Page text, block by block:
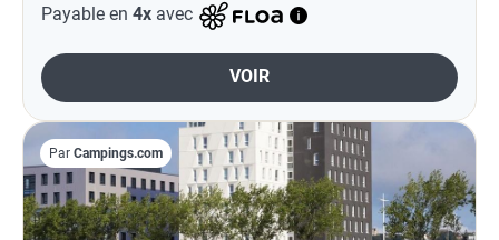
Payable en 4x avec
VOIR
Par Campings.com